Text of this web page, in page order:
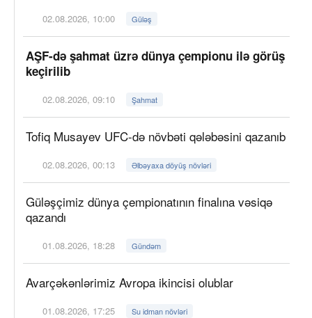
02.08.2026, 10:00 Güləş
AŞF-də şahmat üzrə dünya çempionu ilə görüş
keçirilib
02.08.2026, 09:10 Şahmat
Tofiq Musayev UFC-də növbəti qələbəsini qazanıb
02.08.2026, 00:13 Əlbəyaxa döyüş növləri
Güləşçimiz dünya çempionatının finalına vəsiqə
qazandı
01.08.2026, 18:28 Gündəm
Avarçəkənlərimiz Avropa ikincisi olublar
01.08.2026, 17:25 Su idman növləri